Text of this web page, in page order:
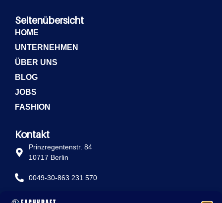
Seitenübersicht
HOME
UNTERNEHMEN
ÜBER UNS
BLOG
JOBS
FASHION
Kontakt
Prinzregentenstr. 84
10717 Berlin
0049-30-863 231 570
info@fachkraft-betriebe.de